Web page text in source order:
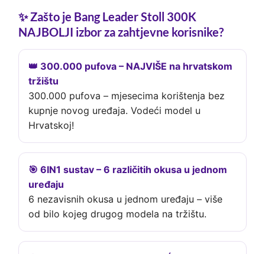
✨ Zašto je Bang Leader Stoll 300K
NAJBOLJI izbor za zahtjevne korisnike?
👑 300.000 pufova – NAJVIŠE na hrvatskom
tržištu
300.000 pufova – mjesecima korištenja bez
kupnje novog uređaja. Vodeći model u
Hrvatskoj!
🎯 6IN1 sustav – 6 različitih okusa u jednom
uređaju
6 nezavisnih okusa u jednom uređaju – više
od bilo kojeg drugog modela na tržištu.